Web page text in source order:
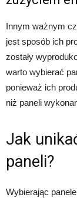
Innym ważnym
jest sposób ich
zostały
warto wybierać
ponieważ ich
niż paneli
Jak
paneli?
Wybierając